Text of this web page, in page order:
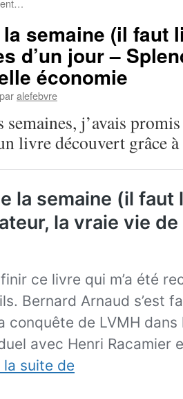
semaine (il faut
d’un jour –
économie
paralefebvre
j’avais
livre découvert grâce